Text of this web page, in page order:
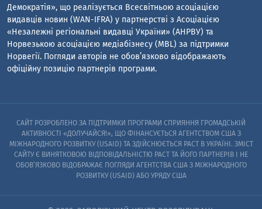
Демократія», що реалізується Всесвітньою асоціацією
видавців новин (WAN-IFRA) у партнерстві з Асоціацією
«Незалежні регіональні видавці України» (АНРВУ) та
Норвезькою асоціацією медіабізнесу (MBL) за підтримки
Норвегії. Погляди авторів не обов’язково відображають
офіційну позицію партнерів програми.
САЙТ РОЗРОБЛЕНО ЗА ПІДТРИМКИ ПРОГРАМИ СПРИЯННЯ ГРОМАДСЬКІЙ
АКТИВНОСТІ «ДОЛУЧАЙСЯ!», ЩО ФІНАНСУЄТЬСЯ АГЕНТСТВОМ США З
МІЖНАРОДНОГО РОЗВИТКУ (USAID) ТА ЗДІЙСНЮЄТЬСЯ PACT В УКРАЇНІ. ЗМІСТ
САЙТУ Є ВИНЯТКОВОЮ ВІДПОВІДАЛЬНІСТЮ PACT ТА ЙОГО ПАРТНЕРІВ I НЕ
ОБОВ’ЯЗКОВО ВІДОБРАЖАЄ ПОГЛЯДИ АГЕНТСТВА США З МІЖНАРОДНОГО
РОЗВИТКУ (USAID) АБО УРЯДУ США